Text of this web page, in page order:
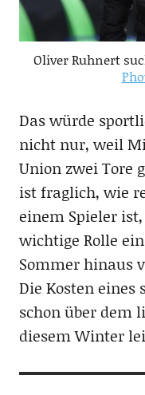
Oliver Ruhnert
Das würde
nicht nur, weil
Union zwei Tore
ist fraglich, wie
einem Spieler
wichtige Rolle
Sommer hinaus
Die Kosten eines
schon über dem
diesem Winter